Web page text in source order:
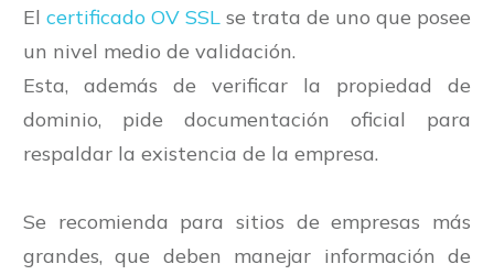
El certificado OV SSL se trata de uno que posee
un nivel medio de validación.
Esta, además de verificar la propiedad de
dominio, pide documentación oficial para
respaldar la existencia de la empresa.
Se recomienda para sitios de empresas más
grandes, que deben manejar información de